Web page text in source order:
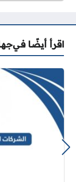
اقرأ أيضًا في